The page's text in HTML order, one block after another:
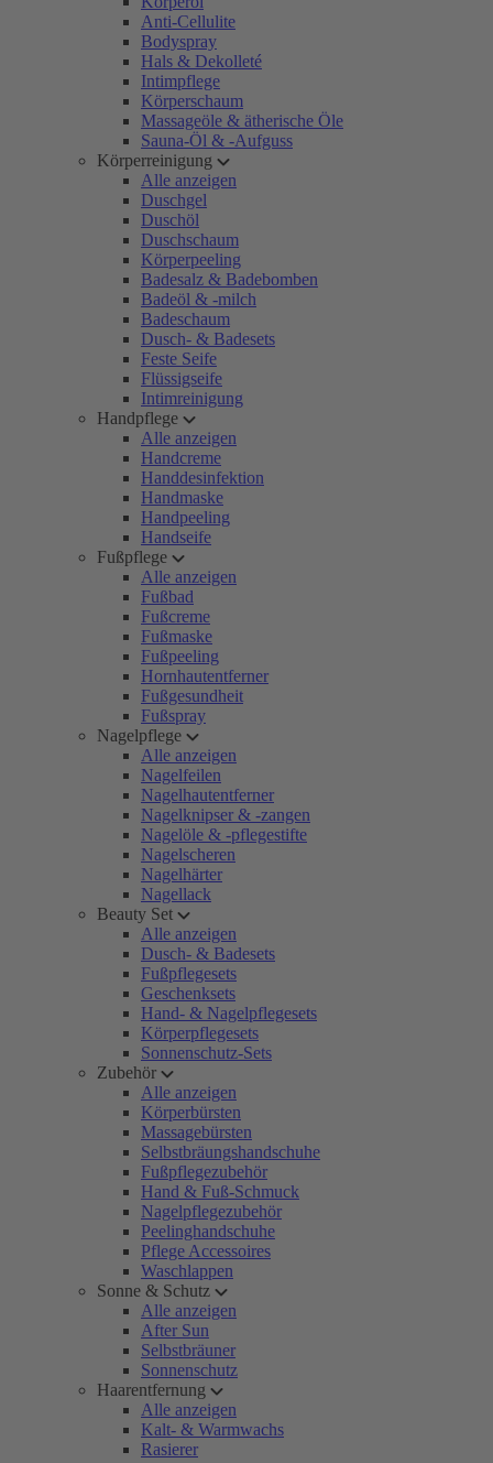
Anti-Cellulite
Bodyspray
Hals & Dekolleté
Intimpflege
Körperschaum
Massageöle & ätherische Öle
Sauna-Öl & -Aufguss
Körperreinigung
Alle anzeigen
Duschgel
Duschöl
Duschschaum
Körperpeeling
Badesalz & Badebomben
Badeöl & -milch
Badeschaum
Dusch- & Badesets
Feste Seife
Flüssigseife
Intimreinigung
Handpflege
Alle anzeigen
Handcreme
Handdesinfektion
Handmaske
Handpeeling
Handseife
Fußpflege
Alle anzeigen
Fußbad
Fußcreme
Fußmaske
Fußpeeling
Hornhautentferner
Fußgesundheit
Fußspray
Nagelpflege
Alle anzeigen
Nagelfeilen
Nagelhautentferner
Nagelknipser & -zangen
Nagelöle & -pflegestifte
Nagelscheren
Nagelhärter
Nagellack
Beauty Set
Alle anzeigen
Dusch- & Badesets
Fußpflegesets
Geschenksets
Hand- & Nagelpflegesets
Körperpflegesets
Sonnenschutz-Sets
Zubehör
Alle anzeigen
Körperbürsten
Massagebürsten
Selbstbräungshandschuhe
Fußpflegezubehör
Hand & Fuß-Schmuck
Nagelpflegezubehör
Peelinghandschuhe
Pflege Accessoires
Waschlappen
Sonne & Schutz
Alle anzeigen
After Sun
Selbstbräuner
Sonnenschutz
Haarentfernung
Alle anzeigen
Kalt- & Warmwachs
Rasierer